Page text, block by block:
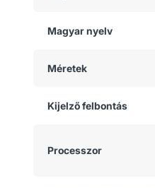
Magyar nyelv
Méretek
Kijelző felbontás
Processzor